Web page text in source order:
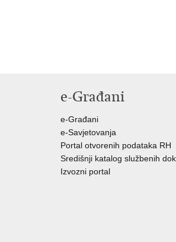
e-Građani
e-Građani
e-Savjetovanja
Portal otvorenih podataka RH
Središnji katalog službenih
Izvozni portal